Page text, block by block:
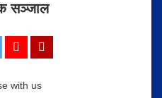
सञ्जाल
with us